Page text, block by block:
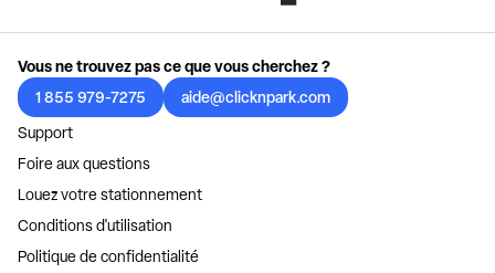
Vous ne trouvez pas ce que vous cherchez ?
1 855 979-7275
aide@clicknpark.com
Support
Foire aux questions
Louez votre stationnement
Conditions d'utilisation
Politique de confidentialité